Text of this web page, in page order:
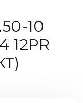
10
12PR